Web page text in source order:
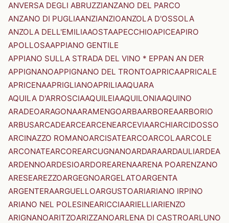
ANVERSA DEGLI ABRUZZIANZANO DEL PARCO
ANZANO DI PUGLIAANZIANZIOANZOLA D'OSSOLA
ANZOLA DELL'EMILIAAOSTAAPECCHIOAPICEAPIRO
APOLLOSAAPPIANO GENTILE
APPIANO SULLA STRADA DEL VINO * EPPAN AN DER
APPIGNANOAPPIGNANO DEL TRONTOAPRICAAPRICALE
APRICENAAPRIGLIANOAPRILIAAQUARA
AQUILA D'ARROSCIAAQUILEIAAQUILONIAAQUINO
ARADEOARAGONAARAMENGOARBAARBOREAARBORIO
ARBUSARCADEARCEARCENEARCEVIAARCHIARCIDOSSO
ARCINAZZO ROMANOARCISATEARCOARCOLAARCOLE
ARCONATEARCOREARCUGNANOARDARAARDAULIARDEA
ARDENNOARDESIOARDOREARENAARENA POARENZANO
ARESEAREZZOARGEGNOARGELATOARGENTA
ARGENTERAARGUELLOARGUSTOARIARIANO IRPINO
ARIANO NEL POLESINEARICCIAARIELLIARIENZO
ARIGNANOARITZOARIZZANOARLENA DI CASTROARLUNO